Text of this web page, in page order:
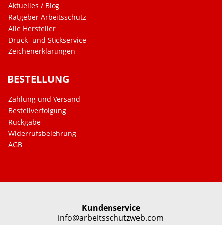
Aktuelles / Blog
Ratgeber Arbeitsschutz
Alle Hersteller
Druck- und Stickservice
Zeichenerklärungen
BESTELLUNG
Zahlung und Versand
Bestellverfolgung
Rückgabe
Widerrufsbelehrung
AGB
Kundenservice
info@arbeitsschutzweb.com